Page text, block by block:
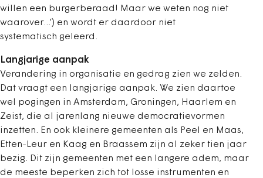
willen een ­burgerberaad! Maar we weten nog niet
waarover...’) en wordt er daardoor niet
systematisch geleerd.
Langjarige aanpak
Verandering in organisatie en gedrag zien we zelden.
Dat vraagt een lang­jarige aanpak. We zien daartoe
wel pogingen in Amsterdam, Groningen, Haarlem en
Zeist, die al jarenlang nieuwe democratievormen
inzetten. En ook kleinere gemeenten als Peel en Maas,
Etten-Leur en Kaag en Braassem zijn al zeker tien jaar
bezig. Dit zijn gemeenten met een langere adem, maar
de meeste beperken zich tot losse instrumenten en